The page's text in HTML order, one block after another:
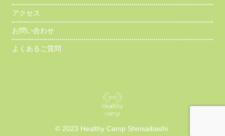
アクセス
お問い合わせ
よくあるご質問
© 2023 Healthy Camp Shinsaibashi.